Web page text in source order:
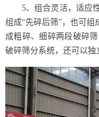
5、组合灵活，适应
组成“先碎后筛”，也可组
成粗碎、细碎两段破碎
破碎筛分系统，还可以独